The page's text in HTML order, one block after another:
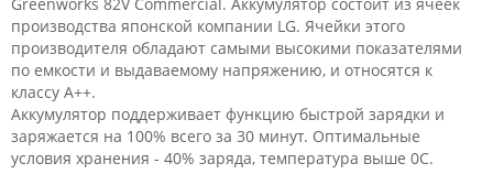
производства японской компании LG. Ячейки этого
производителя обладают самыми высокими показателями
по емкости и выдаваемому напряжению, и относятся к
классу A++.
Аккумулятор поддерживает функцию быстрой зарядки и
заряжается на 100% всего за 30 минут. Оптимальные
условия хранения - 40% заряда, температура выше 0С.